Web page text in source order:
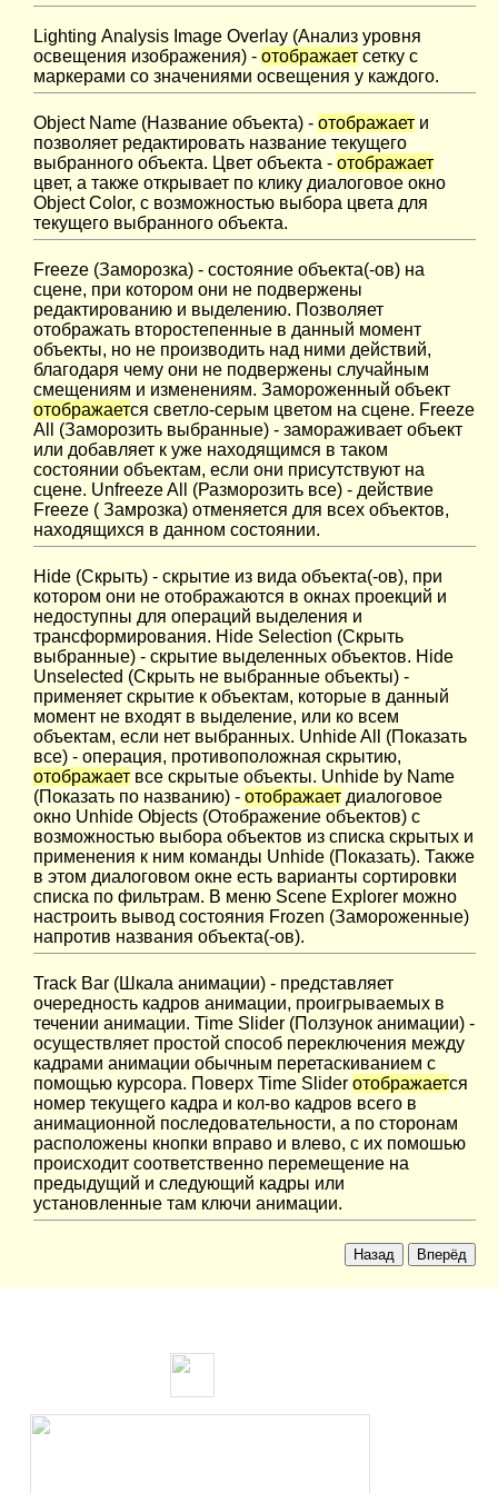
Lighting Analysis Image Overlay (Анализ уровня
освещения изображения) - отображает сетку с
маркерами со значениями освещения у каждого.
Object Name (Название объекта) - отображает и
позволяет редактировать название текущего
выбранного объекта. Цвет объекта - отображает
цвет, а также открывает по клику диалоговое окно
Object Color, с возможностью выбора цвета для
текущего выбранного объекта.
Freeze (Заморозка) - состояние объекта(-ов) на
сцене, при котором они не подвержены
редактированию и выделению. Позволяет
отображать второстепенные в данный момент
объекты, но не производить над ними действий,
благодаря чему они не подвержены случайным
смещениям и изменениям. Замороженный объект
отображается светло-серым цветом на сцене. Freeze
All (Заморозить выбранные) - замораживает объект
или добавляет к уже находящимся в таком
состоянии объектам, если они присутствуют на
сцене. Unfreeze All (Разморозить все) - действие
Freeze ( Замрозка) отменяется для всех объектов,
находящихся в данном состоянии.
Hide (Cкрыть) - скрытие из вида объекта(-ов), при
котором они не отображаются в окнах проекций и
недоступны для операций выделения и
трансформирования. Hide Selection (Скрыть
выбранные) - скрытие выделенных объектов. Hide
Unselected (Скрыть не выбранные объекты) -
применяет скрытие к объектам, которые в данный
момент не входят в выделение, или ко всем
объектам, если нет выбранных. Unhide All (Показать
все) - операция, противоположная скрытию,
отображает все скрытые объекты. Unhide by Name
(Показать по названию) - отображает диалоговое
окно Unhide Objects (Отображение объектов) с
возможностью выбора объектов из списка скрытых и
применения к ним команды Unhide (Показать). Также
в этом диалоговом окне есть варианты сортировки
списка по фильтрам. В меню Scene Explorer можно
настроить вывод состояния Frozen (Замороженные)
напротив названия объекта(-ов).
Track Bar (Шкала анимации) - представляет
очередность кадров анимации, проигрываемых в
течении анимации. Time Slider (Ползунок анимации) -
осуществляет простой способ переключения между
кадрами анимации обычным перетаскиванием с
помощью курсора. Поверх Time Slider отображается
номер текущего кадра и кол-во кадров всего в
анимационной последовательности, а по сторонам
расположены кнопки вправо и влево, с их помошью
происходит соответственно перемещение на
предыдущий и следующий кадры или
установленные там ключи анимации.
Назад Вперёд